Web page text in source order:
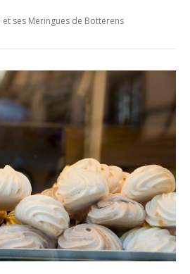
et ses Meringues de Botterens